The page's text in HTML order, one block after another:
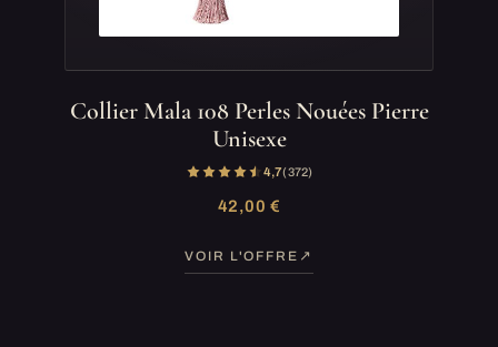
Collier Mala 108 Perles Nouées Pierre
Unisexe
4,7(372)
42,00 €
VOIR L'OFFRE